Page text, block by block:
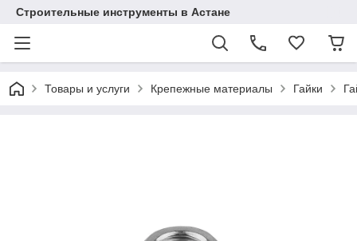
Строительные инструменты в Астане
Товары и услуги Крепежные материалы Гайки